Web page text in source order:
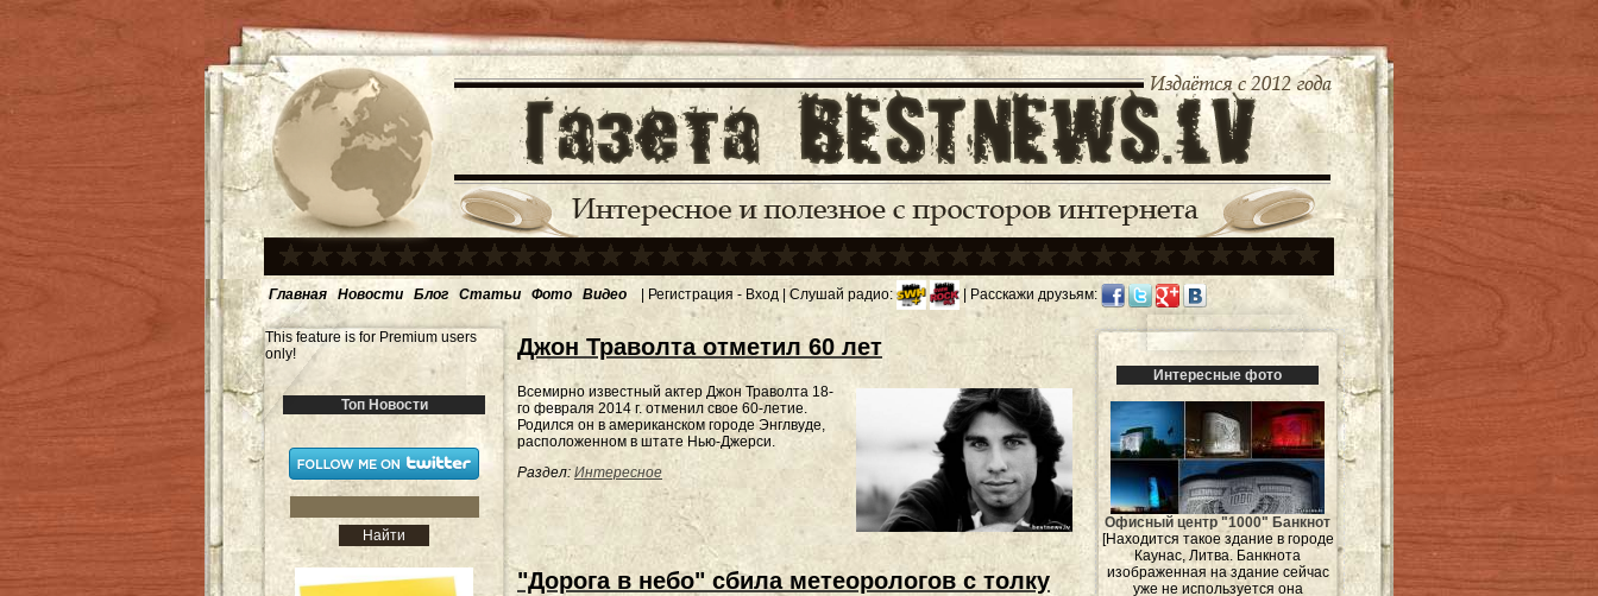
Главная Новости Блог Статьи Фото Видео | Регистрация - Вход | Слушай радио: | Расскажи друзьям:
This feature is for Premium users
only!
Топ Новости
Джон Траволта отметил 60 лет
Всемирно известный актер Джон Траволта 18-
го февраля 2014 г. отменил свое 60-летие.
Родился он в американском городе Энглвуде,
расположенном в штате Нью-Джерси.
Раздел: Интересное
"Дорога в небо" сбила метеорологов с толку
Интересные фото
Офисный центр "1000" Банкнот
[Находится такое здание в городе
Каунас, Литва. Банкнота
изображенная на здание сейчас
уже не используется она